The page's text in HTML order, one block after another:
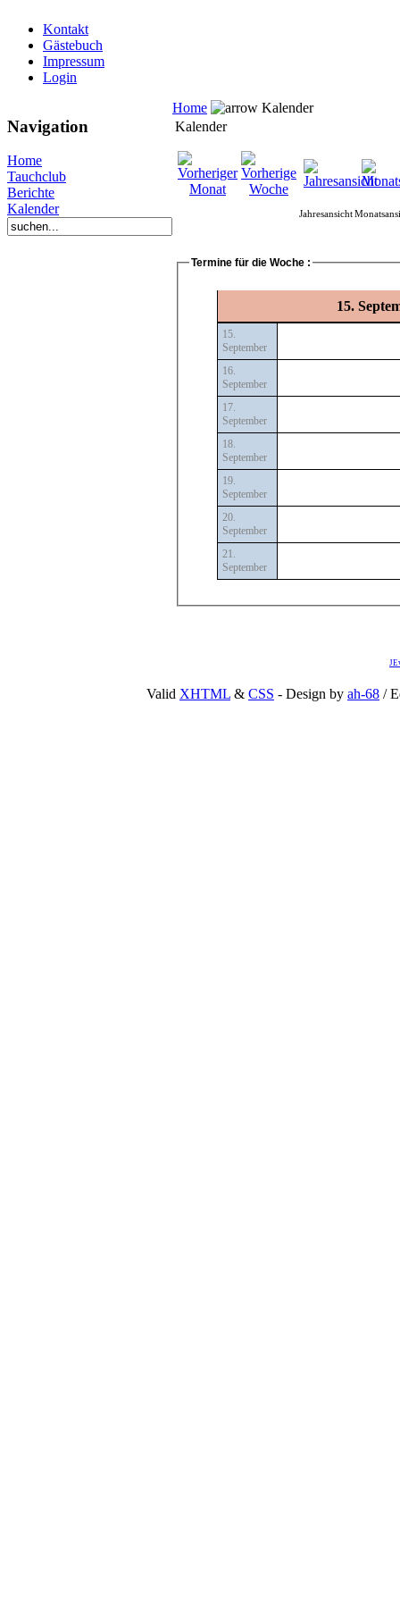
Kontakt
Gästebuch
Impressum
Login
Navigation
Home
Tauchclub
Berichte
Kalender
Home
Kalender
Kalender
Jahresansicht
Termine für die Woche :
15.
15.
September
16.
September
17.
September
18.
September
19.
September
20.
September
21.
September
Valid XHTML & CSS - Design by ah-68 /